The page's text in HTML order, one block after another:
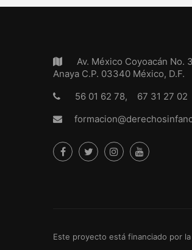
Av. México Coyoacán No.
Anaya C.P. 03340 México, D.F.
56 01 62 78, 67 31 27 02
Este proyecto está financiado por